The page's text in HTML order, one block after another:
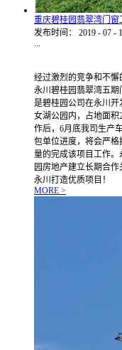
重庆碧桂园翡翠湾门
发布时间：
2019 - 07 -
...
经过激烈的竞争和不
永川碧桂园翡翠湾五期
是碧桂园公司在永川
女湖公园内，占地面
作后，6月底我司生产
包单位进度，将会严
量的完成该项目工作
园房地产建立长期合
永川打造优质项目！
MORE >